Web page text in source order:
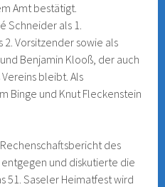
Amt bestätigt.
Schneider als 1.
2. Vorsitzender sowie als
Benjamin Klooß, der auch
bleibt. Als
Binge und Knut Fleckenstein
des
entgegen und diskutierte die
51. Saseler Heimatfest wird